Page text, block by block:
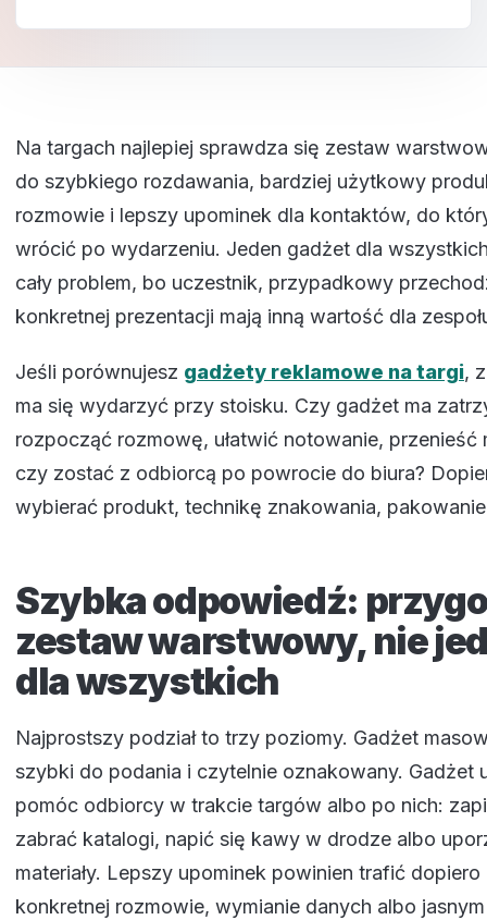
Na targach najlepiej sprawdza się zestaw
do szybkiego rozdawania, bardziej użytkowy
rozmowie i lepszy upominek dla kontaktów, do
wrócić po wydarzeniu. Jeden gadżet dla
cały problem, bo uczestnik, przypadkowy
konkretnej prezentacji mają inną wartość dla
Jeśli porównujesz gadżety reklamowe na targi,
ma się wydarzyć przy stoisku. Czy gadżet ma
rozpocząć rozmowę, ułatwić notowanie, przenieść
czy zostać z odbiorcą po powrocie do biura?
wybierać produkt, technikę znakowania, pakowanie
Szybka odpowiedź:
zestaw warstwowy, nie
dla wszystkich
Najprostszy podział to trzy poziomy. Gadżet
szybki do podania i czytelnie oznakowany. Gadżet
pomóc odbiorcy w trakcie targów albo po nich:
zabrać katalogi, napić się kawy w drodze albo
materiały. Lepszy upominek powinien trafić
konkretnej rozmowie, wymianie danych albo